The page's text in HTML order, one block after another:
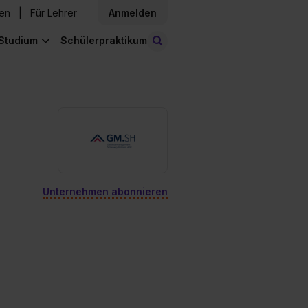
Für Lehrer Anmelden
Schülerpraktikum
Unternehmen abonnieren